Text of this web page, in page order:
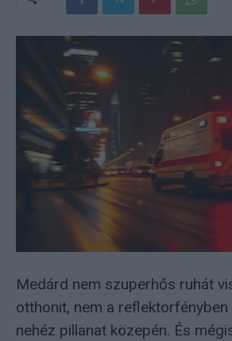
Medárd nem szuperhős ruhát
otthonit, nem a reflektorfényben
nehéz pillanat közepén. És